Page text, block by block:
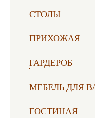
СТОЛЫ
ПРИХОЖАЯ
ГАРДЕРОБ
МЕБЕЛЬ ДЛЯ
ГОСТИНАЯ